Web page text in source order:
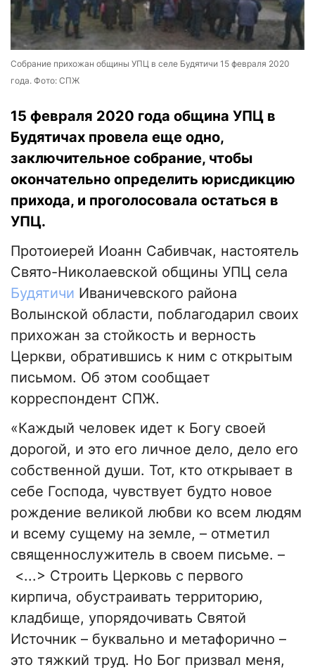
Собрание прихожан общины УПЦ в селе Будятичи 15 февраля 2020
года. Фото: СПЖ
15 февраля 2020 года община УПЦ в
Будятичах провела еще одно,
заключительное собрание, чтобы
окончательно определить юрисдикцию
прихода, и проголосовала остаться в
УПЦ.
Протоиерей Иоанн Сабивчак, настоятель
Свято-Николаевской общины УПЦ села
Будятичи Иваничевского района
Волынской области, поблагодарил своих
прихожан за стойкость и верность
Церкви, обратившись к ним с открытым
письмом. Об этом сообщает
корреспондент СПЖ.
«Каждый человек идет к Богу своей
дорогой, и это его личное дело, дело его
собственной души. Тот, кто открывает в
себе Господа, чувствует будто новое
рождение великой любви ко всем людям
и всему сущему на земле, – отметил
священнослужитель в своем письме. –
<...> Строить Церковь с первого
кирпича, обустраивать территорию,
кладбище, упорядочивать Святой
Источник – буквально и метафорично –
это тяжкий труд. Но Бог призвал меня,